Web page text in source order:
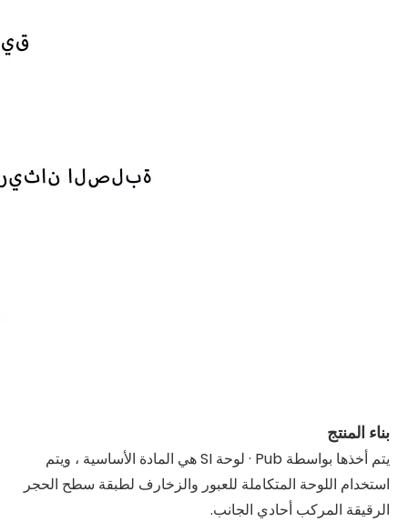
بناء المنتج
يتم أخذها بواسطة Pub · لوحة SI هي المادة الأساسية ، ويتم
استخدام اللوحة المتكاملة للعبور والزخارف لطبقة سطح الحجر
الرقيقة المركب أحادي الجانب.